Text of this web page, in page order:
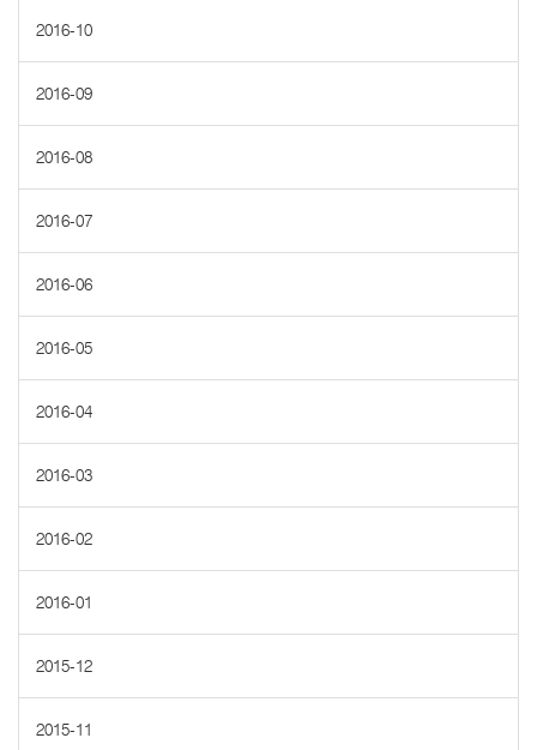
2016-10
2016-09
2016-08
2016-07
2016-06
2016-05
2016-04
2016-03
2016-02
2016-01
2015-12
2015-11